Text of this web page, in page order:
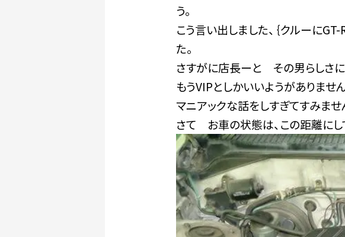
う。
こう言い出しました、｛クルーに
た。
さすがに店長ーと その男らしさに
もうVIPとしかいいようがありませ
マニアックな話をしすぎてすみませ
さて お車の状態は、この距離にし